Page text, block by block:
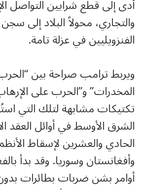
أدى إلى قطع شرايين التواصل
والتجاري، محولاً البلاد إلى سجن
الفنزويليين في عزلة تامة.
ويربط ترامب صراحة بين
المخدرات” و”الحرب على
تكتيكات مشابهة لتلك التي
الشرق الأوسط في أوائل العقد
الحادي والعشرين لإسقاط
وأفغانستان وسوريا. وقد بدأ
أوامر بشن ضربات بطائرات